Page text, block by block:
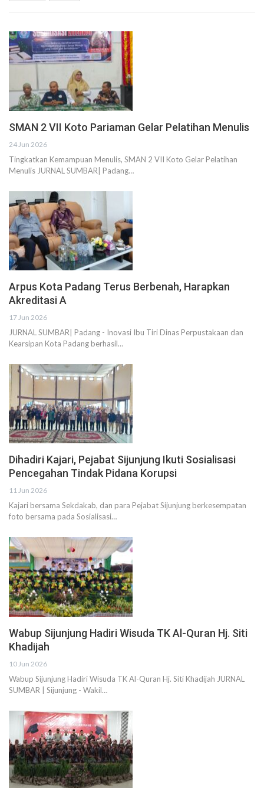
SMAN 2 VII Koto Pariaman Gelar Pelatihan Menulis
24 Jun 2026
Tingkatkan Kemampuan Menulis, SMAN 2 VII Koto Gelar Pelatihan
Menulis JURNAL SUMBAR| Padang…
Arpus Kota Padang Terus Berbenah, Harapkan
Akreditasi A
17 Jun 2026
JURNAL SUMBAR| Padang - Inovasi Ibu Tiri Dinas Perpustakaan dan
Kearsipan Kota Padang berhasil…
Dihadiri Kajari, Pejabat Sijunjung Ikuti Sosialisasi
Pencegahan Tindak Pidana Korupsi
11 Jun 2026
Kajari bersama Sekdakab, dan para Pejabat Sijunjung berkesempatan
foto bersama pada Sosialisasi…
Wabup Sijunjung Hadiri Wisuda TK Al-Quran Hj. Siti
Khadijah
10 Jun 2026
Wabup Sijunjung Hadiri Wisuda TK Al-Quran Hj. Siti Khadijah JURNAL
SUMBAR | Sijunjung - Wakil…